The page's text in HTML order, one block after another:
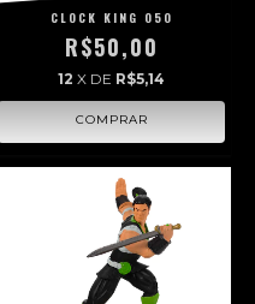
CLOCK KING 050
R$50,00
12 X DE R$5,14